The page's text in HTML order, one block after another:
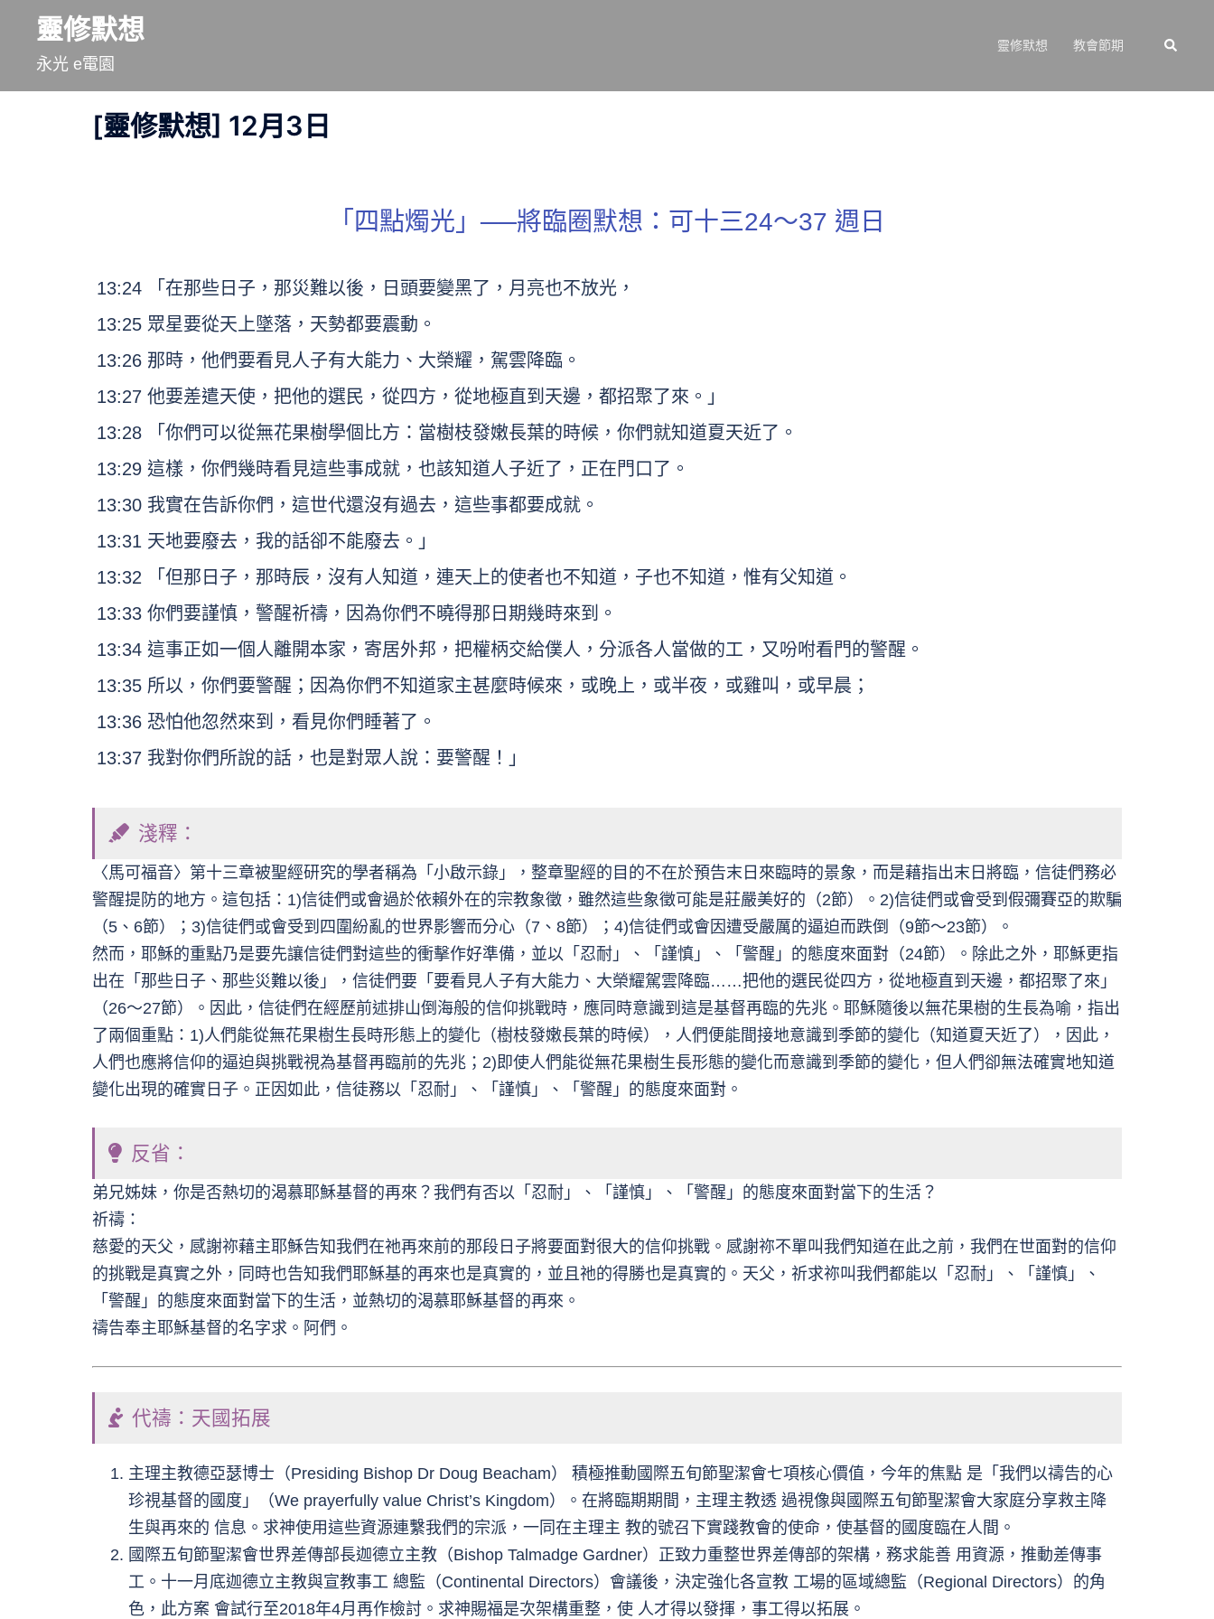
要
靈修默想
永光 e電園
靈修默想 教會節期 Search
[靈修默想] 12月3日
「四點燭光」──將臨圈默想：可十三24～37 週日
13:24 「在那些日子，那災難以後，日頭要變黑了，月亮也不放光，
13:25 眾星要從天上墜落，天勢都要震動。
13:26 那時，他們要看見人子有大能力、大榮耀，駕雲降臨。
13:27 他要差遣天使，把他的選民，從四方，從地極直到天邊，都招聚了來。」
13:28 「你們可以從無花果樹學個比方：當樹枝發嫩長葉的時候，你們就知道夏天近了。
13:29 這樣，你們幾時看見這些事成就，也該知道人子近了，正在門口了。
13:30 我實在告訴你們，這世代還沒有過去，這些事都要成就。
13:31 天地要廢去，我的話卻不能廢去。」
13:32 「但那日子，那時辰，沒有人知道，連天上的使者也不知道，子也不知道，惟有父知道。
13:33 你們要謹慎，警醒祈禱，因為你們不曉得那日期幾時來到。
13:34 這事正如一個人離開本家，寄居外邦，把權柄交給僕人，分派各人當做的工，又吩咐看門的警醒。
13:35 所以，你們要警醒；因為你們不知道家主甚麼時候來，或晚上，或半夜，或雞叫，或早晨；
13:36 恐怕他忽然來到，看見你們睡著了。
13:37 我對你們所說的話，也是對眾人說：要警醒！」
淺釋：
〈馬可福音〉第十三章被聖經研究的學者稱為「小啟示錄」，整章聖經的目的不在於預告末日來臨時的景象，而是藉指出末日將臨，信徒們務必
警醒提防的地方。這包括：1)信徒們或會過於依賴外在的宗教象徵，雖然這些象徵可能是莊嚴美好的（2節）。2)信徒們或會受到假彌賽亞的欺騙
（5、6節）；3)信徒們或會受到四圍紛亂的世界影響而分心（7、8節）；4)信徒們或會因遭受嚴厲的逼迫而跌倒（9節～23節）。
然而，耶穌的重點乃是要先讓信徒們對這些的衝擊作好準備，並以「忍耐」、「謹慎」、「警醒」的態度來面對（24節）。除此之外，耶穌更指
出在「那些日子、那些災難以後」，信徒們要「要看見人子有大能力、大榮耀駕雲降臨……把他的選民從四方，從地極直到天邊，都招聚了來」
（26～27節）。因此，信徒們在經歷前述排山倒海般的信仰挑戰時，應同時意識到這是基督再臨的先兆。耶穌隨後以無花果樹的生長為喻，指出
了兩個重點：1)人們能從無花果樹生長時形態上的變化（樹枝發嫩長葉的時候），人們便能間接地意識到季節的變化（知道夏天近了），因此，
人們也應將信仰的逼迫與挑戰視為基督再臨前的先兆；2)即使人們能從無花果樹生長形態的變化而意識到季節的變化，但人們卻無法確實地知道
變化出現的確實日子。正因如此，信徒務以「忍耐」、「謹慎」、「警醒」的態度來面對。
反省：
弟兄姊妹，你是否熱切的渴慕耶穌基督的再來？我們有否以「忍耐」、「謹慎」、「警醒」的態度來面對當下的生活？
祈禱：
慈愛的天父，感謝祢藉主耶穌告知我們在祂再來前的那段日子將要面對很大的信仰挑戰。感謝祢不單叫我們知道在此之前，我們在世面對的信仰
的挑戰是真實之外，同時也告知我們耶穌基的再來也是真實的，並且祂的得勝也是真實的。天父，祈求祢叫我們都能以「忍耐」、「謹慎」、
「警醒」的態度來面對當下的生活，並熱切的渴慕耶穌基督的再來。
禱告奉主耶穌基督的名字求。阿們。
代禱：天國拓展
主理主教德亞瑟博士（Presiding Bishop Dr Doug Beacham） 積極推動國際五旬節聖潔會七項核心價值，今年的焦點 是「我們以禱告的心
珍視基督的國度」（We prayerfully value Christ’s Kingdom）。在將臨期期間，主理主教透 過視像與國際五旬節聖潔會大家庭分享救主降
生與再來的 信息。求神使用這些資源連繫我們的宗派，一同在主理主 教的號召下實踐教會的使命，使基督的國度臨在人間。
國際五旬節聖潔會世界差傳部長迦德立主教（Bishop Talmadge Gardner）正致力重整世界差傳部的架構，務求能善 用資源，推動差傳事
工。十一月底迦德立主教與宣教事工 總監（Continental Directors）會議後，決定強化各宣教 工場的區域總監（Regional Directors）的角
色，此方案 會試行至2018年4月再作檢討。求神賜福是次架構重整，使 人才得以發揮，事工得以拓展。